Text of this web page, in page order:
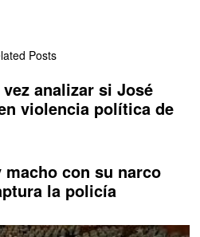
Posts
analizar si José
violencia política de
con su narco
la policía